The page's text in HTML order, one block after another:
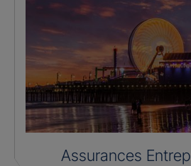
Assurances